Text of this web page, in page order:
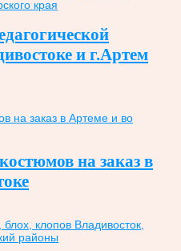
и г.Артем
на заказ в